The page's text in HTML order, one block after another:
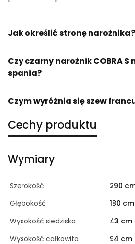
Jak określić stronę narożnika?
Czy czarny narożnik COBRA S
spania?
Czym wyróżnia się szew
Cechy produktu
Wymiary
Szerokość
290
Głębokość
180 cm
Wysokość siedziska
43 cm
Wysokość całkowita
94 cm